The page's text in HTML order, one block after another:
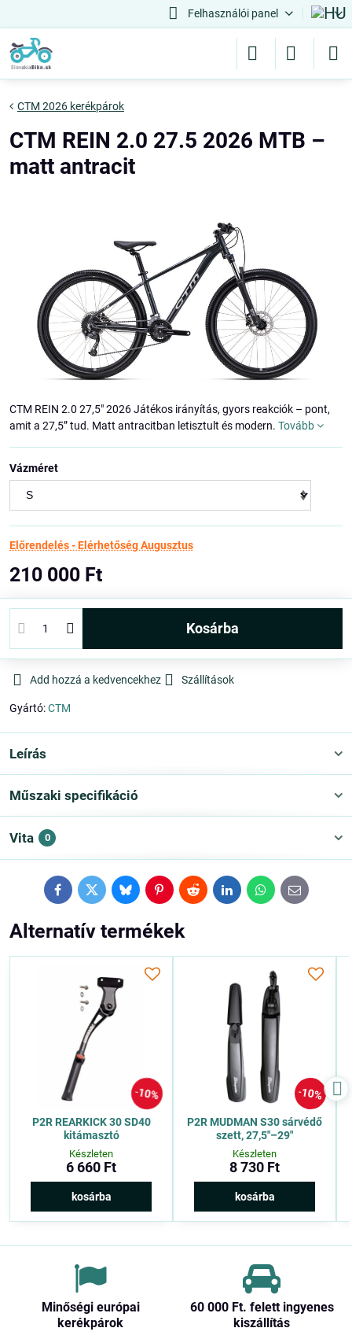
Felhasználói panel
CTM 2026 kerékpárok
CTM REIN 2.0 27.5 2026 MTB –
matt antracit
CTM REIN 2.0 27,5" 2026 Játékos irányítás, gyors reakciók – pont,
amit a 27,5” tud. Matt antracitban letisztult és modern. Tovább
Vázméret
Előrendelés - Elérhetőség Augusztus
210 000 Ft
kosárba
Add hozzá a kedvencekhez Szállítások
Gyártó:CTM
Leírás
Műszaki specifikáció
Vita 0
FacebookTwitterBlueskyPinterestRedditLinkedInWhatsApp
E-
mail
Alternatív termékek
10%
P2R REARKICK 30 SD40
kitámasztó
Készleten
6 660 Ft
kosárba
10%
P2R MUDMAN S30 sárvédő
szett, 27,5″–29″
Készleten
8 730 Ft
kosárba
Minőségi európai
kerékpárok
60 000 Ft​. felett ingyenes
kiszállítás